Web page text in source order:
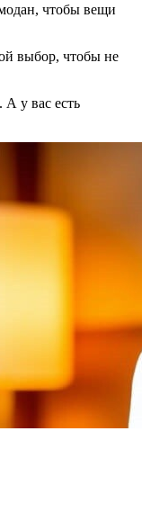
чтобы вещи
выбор, чтобы не
у вас есть